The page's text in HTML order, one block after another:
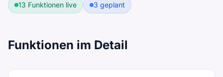
13 Funktionen live 3 geplant
Funktionen im Detail